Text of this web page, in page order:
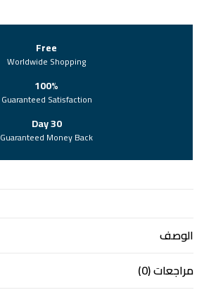
Free
Worldwide Shopping
100%
Guaranteed Satisfaction
30 Day
Guaranteed Money Back
الوصف
مراجعات (0)